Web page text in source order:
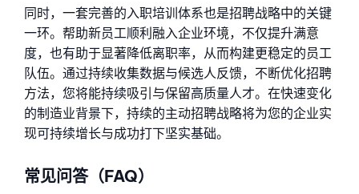
同时，一套完善的入职培训体系也是招聘战略中的关键
一环。帮助新员工顺利融入企业环境，不仅提升满意
度，也有助于显著降低离职率，从而构建更稳定的员工
队伍。通过持续收集数据与候选人反馈，不断优化招聘
方法，您将能持续吸引与保留高质量人才。在快速变化
的制造业背景下，持续的主动招聘战略将为您的企业实
现可持续增长与成功打下坚实基础。
常见问答（FAQ）